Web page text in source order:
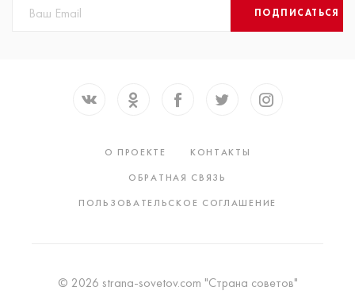
ПОДПИСАТЬСЯ
О ПРОЕКТЕ
КОНТАКТЫ
ОБРАТНАЯ СВЯЗЬ
ПОЛЬЗОВАТЕЛЬСКОЕ СОГЛАШЕНИЕ
© 2026 strana-sovetov.com "Страна советов"